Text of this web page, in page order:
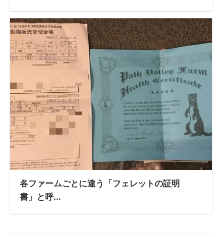
各ファームごとに違う「フェレットの証明
書」と呼...